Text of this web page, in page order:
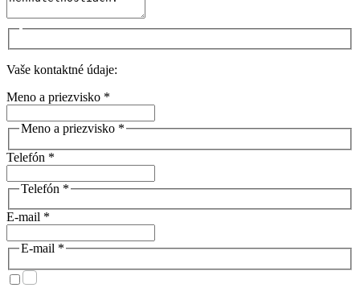
Vaše kontaktné údaje:
Meno a priezvisko *
Meno a priezvisko *
Telefón *
Telefón *
E-mail *
E-mail *